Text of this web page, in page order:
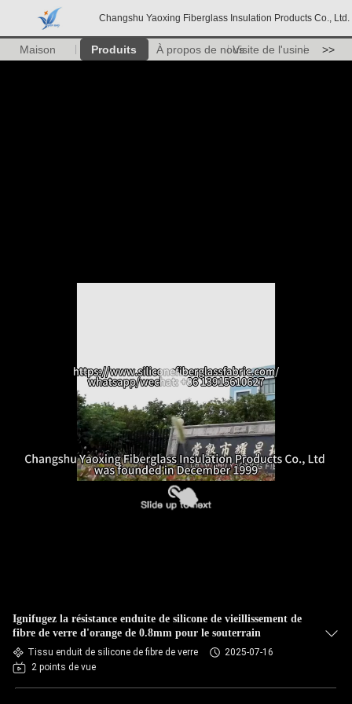
Changshu Yaoxing Fiberglass Insulation Products Co., Ltd.
Maison Produits À propos de nousVisite de l'usine >>
Ignifugez la résistance enduite de silicone de vieillissement de
fibre de verre d'orange de 0.8mm pour le souterrain
Tissu enduit de silicone de fibre de verre
2025-07-16
2 points de vue